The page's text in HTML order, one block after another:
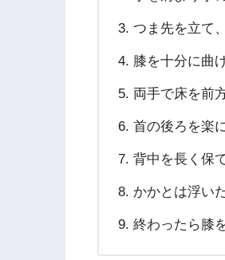
つま先を立て
膝を十分に曲
両手で床を前
首の後ろを楽
背中を長く保
かかとは浮い
終わったら膝